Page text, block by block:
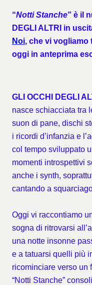
“Notti Stanche” è il
DEGLI ALTRI in
Noi, che vi vogliamo
oggi in anteprima
GLI OCCHI DEGLI
nasce schiacciata tra
suon di pane, dischi
i ricordi d’infanzia e
col tempo sviluppato
momenti introspettivi
anche i synth,
cantando a
Oggi vi raccontiamo
sogna di ritrovarsi
una notte insonne
e a tatuarsi quelli più
ricominciare verso un
“Notti Stanche”